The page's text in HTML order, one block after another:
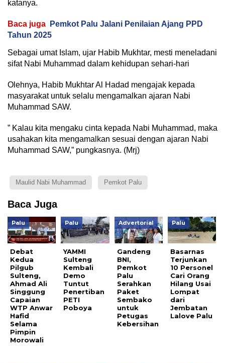
katanya.
Baca juga
Pemkot Palu Jalani Penilaian Ajang PPD
Tahun 2025
Sebagai umat Islam, ujar Habib Mukhtar, mesti meneladani
sifat Nabi Muhammad dalam kehidupan sehari-hari
Olehnya, Habib Mukhtar Al Hadad mengajak kepada
masyarakat untuk selalu mengamalkan ajaran Nabi
Muhammad SAW.
” Kalau kita mengaku cinta kepada Nabi Muhammad, maka
usahakan kita mengamalkan sesuai dengan ajaran Nabi
Muhammad SAW,” pungkasnya. (Mrj)
Maulid Nabi Muhammad Pemkot Palu
Baca Juga
Palu
Debat
Kedua
Pilgub
Sulteng,
Ahmad Ali
Singgung
Capaian
WTP Anwar
Hafid
Selama
Pimpin
Morowali
Palu
YAMMI
Sulteng
Kembali
Demo
Tuntut
Penertiban
PETI
Poboya
Advertorial
Gandeng
BNI,
Pemkot
Palu
Serahkan
Paket
Sembako
untuk
Petugas
Kebersihan
Palu
Basarnas
Terjunkan
10 Personel
Cari Orang
Hilang Usai
Lompat
dari
Jembatan
Lalove Palu